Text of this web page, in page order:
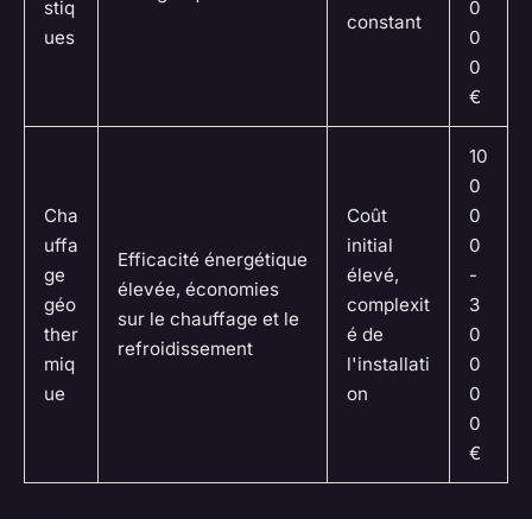
stiq
ues
constant
0
0
0
€
Cha
uffa
ge
géo
ther
miq
ue
Efficacité énergétique
élevée, économies
sur le chauffage et le
refroidissement
Coût
initial
élevé,
complexit
é de
l'installati
on
10
0
0
0
-
3
0
0
0
0
€